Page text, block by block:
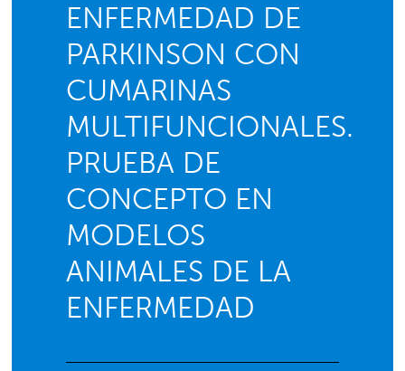
ENFERMEDAD DE
PARKINSON CON
CUMARINAS
MULTIFUNCIONALES.
PRUEBA DE
CONCEPTO EN
MODELOS
ANIMALES DE LA
ENFERMEDAD